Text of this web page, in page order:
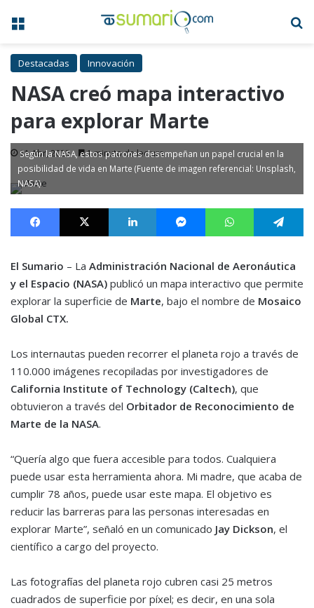
Menú
Destacadas Innovación
NASA creó mapa interactivo
para explorar Marte
11 Abr, 2023 1 minuto de lectura
Según la NASA, estos patrones desempeñan un papel crucial en la
posibilidad de vida en Marte (Fuente de imagen referencial: Unsplash,
NASA)
Facebook X LinkedIn MessengerWhatsApp
El Sumario – La Administración Nacional de Aeronáutica
y el Espacio (NASA) publicó un mapa interactivo que permite
explorar la superficie de Marte, bajo el nombre de Mosaico
Global CTX.
Los internautas pueden recorrer el planeta rojo a través de
110.000 imágenes recopiladas por investigadores de
California Institute of Technology (Caltech), que
obtuvieron a través del Orbitador de Reconocimiento de
Marte de la NASA.
“Quería algo que fuera accesible para todos. Cualquiera
puede usar esta herramienta ahora. Mi madre, que acaba de
cumplir 78 años, puede usar este mapa. El objetivo es
reducir las barreras para las personas interesadas en
explorar Marte”, señaló en un comunicado Jay Dickson, el
científico a cargo del proyecto.
Las fotografías del planeta rojo cubren casi 25 metros
cuadrados de superficie por píxel; es decir, en una sola